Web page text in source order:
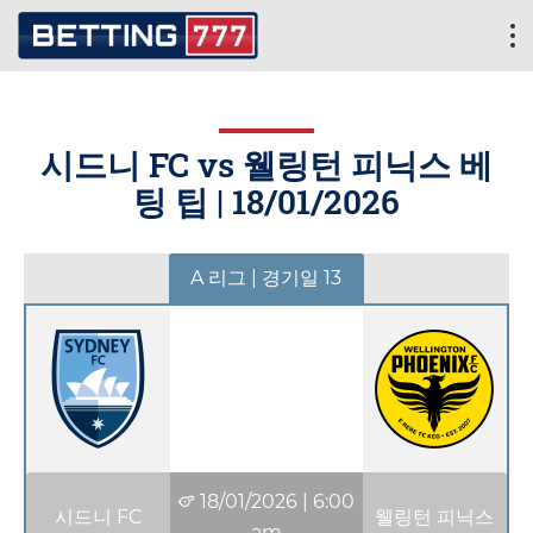
시드니 FC vs 웰링턴 피닉스 베
팅 팁 | 18/01/2026
A 리그 | 경기일 13
시드니 FC
18/01/2026
6:00
웰링턴 피닉스